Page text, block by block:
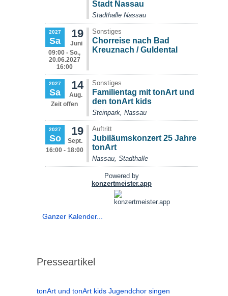
Ganzer Kalender...
Presseartikel
tonArt und tonArt kids Jugendchor singen